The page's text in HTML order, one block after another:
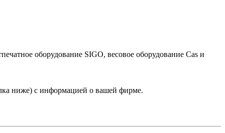
оборудование SIGO, весовое оборудование Cas и
ниже) с информацией о вашей фирме.